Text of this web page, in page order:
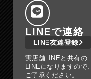
LINEで連絡
LINE友達登録
実店舗LINEと共有の
LINEになりますので、
ご了承ください。